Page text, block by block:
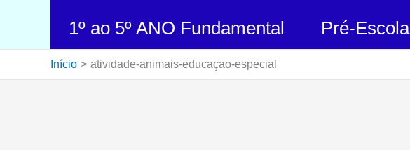
1º ao 5º ANO Fundamental
Pré-Escola
Início atividade-animais-educaçao-especial